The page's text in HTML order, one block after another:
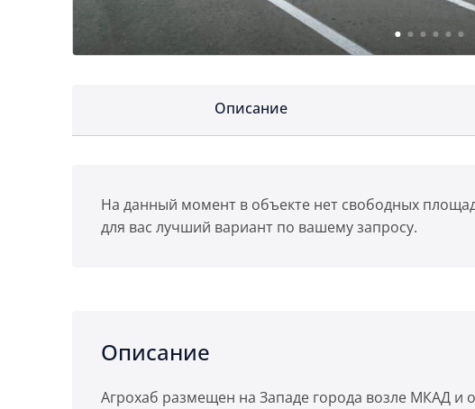
Описание
На данный момент в объекте нет свободных
для вас лучший вариант по вашему запросу.
Описание
Агрохаб размещен на Западе города возле МКАД и